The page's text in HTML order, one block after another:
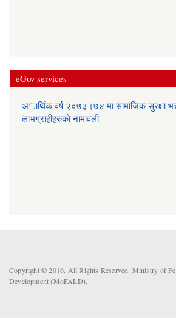
eGov services
अार्थिक वर्ष २०७३।७४ मा सामाजिक सुरक्षा
लाभग्राहीहरुकाे नामावली
Copyright © 2016. All Rights Reserved. Ministry of
Development (MoFALD).